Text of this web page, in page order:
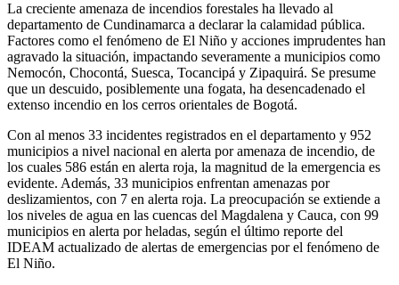
La creciente amenaza de incendios forestales ha llevado al
departamento de Cundinamarca a declarar la calamidad pública.
Factores como el fenómeno de El Niño y acciones imprudentes han
agravado la situación, impactando severamente a municipios como
Nemocón, Chocontá, Suesca, Tocancipá y Zipaquirá. Se presume
que un descuido, posiblemente una fogata, ha desencadenado el
extenso incendio en los cerros orientales de Bogotá.
Con al menos 33 incidentes registrados en el departamento y 952
municipios a nivel nacional en alerta por amenaza de incendio, de
los cuales 586 están en alerta roja, la magnitud de la emergencia es
evidente. Además, 33 municipios enfrentan amenazas por
deslizamientos, con 7 en alerta roja. La preocupación se extiende a
los niveles de agua en las cuencas del Magdalena y Cauca, con 99
municipios en alerta por heladas, según el último reporte del
IDEAM actualizado de alertas de emergencias por el fenómeno de
El Niño.